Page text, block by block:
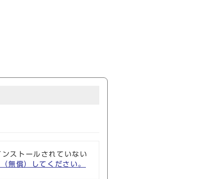
ストールされていない
償）してください。